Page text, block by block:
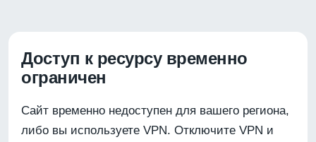
Доступ к ресурсу временно
ограничен
Сайт временно недоступен для вашего региона,
либо вы используете VPN. Отключите VPN и